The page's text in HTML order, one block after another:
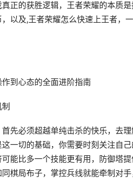
正的获胜逻辑，王者荣耀的本质
以及,王者荣耀怎么快速上王者，
到心态的全面进阶指南
先必须超越单纯击杀的快乐，去
一切的基础，你需要时刻关注自
能比多一个技能更有用，防御塔
棋局布子，掌控兵线就能牵制对